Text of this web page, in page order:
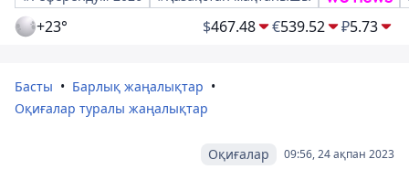
+23° $467.48 €539.52 ₽5.73
Басты
Барлық жаңалықтар
Оқиғалар туралы жаңалықтар
09:56, 24 ақпан 2023
Оқиғалар